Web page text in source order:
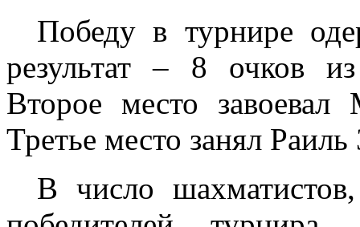
Победу в турнире
результат – 8 очков
Второе место
Третье место занял
В число